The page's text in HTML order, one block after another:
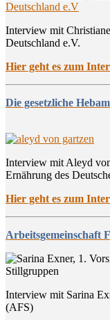
Interview mit
Deutschland e.V.
Hier geht es zum
Die gesetzliche
Interview mit Aleyd
Ernährung des
Hier geht es zum
Arbeitsgemeinschaft
Interview mit Sarina
(AFS)